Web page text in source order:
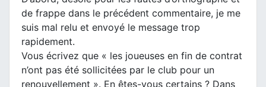
de frappe dans le précédent commentaire, je me
suis mal relu et envoyé le message trop
rapidement.
Vous écrivez que « les joueuses en fin de contrat
n’ont pas été sollicitées par le club pour un
renouvellement ». En êtes-vous certains ? Dans